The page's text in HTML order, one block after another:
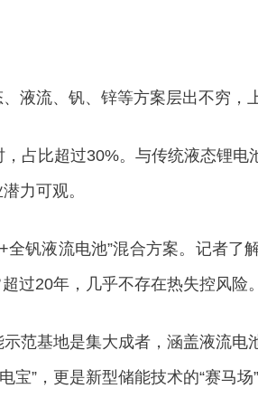
流、钒、锌等方案层出不穷，上
比超过30%。与传统液态锂电
力可观。
液流电池”混合方案。记者了
过20年，几乎不存在热失控风险。
基地是集大成者，涵盖液流电
”，更是新型储能技术的“赛马场”